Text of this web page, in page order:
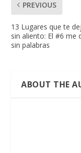
PREVIOUS
13 Lugares que te
sin aliento: El #6 me
sin palabras
ABOUT THE